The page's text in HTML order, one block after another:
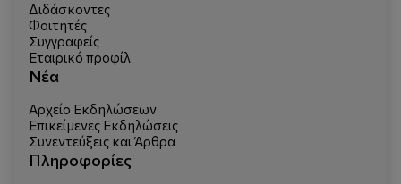
Διδάσκοντες
Φοιτητές
Συγγραφείς
Εταιρικό προφίλ
Νέα
Αρχείο Εκδηλώσεων
Επικείμενες Εκδηλώσεις
Συνεντεύξεις και Άρθρα
Πληροφορίες